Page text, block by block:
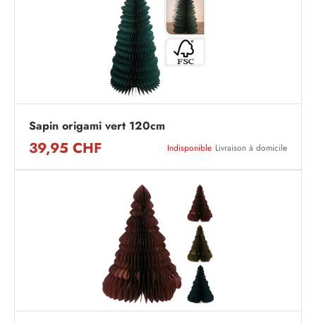
Sapin origami vert 120cm
39,95 CHF Indisponible Livraison à domicile